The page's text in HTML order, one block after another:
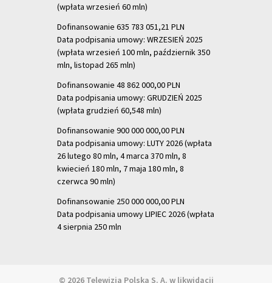
(wpłata wrzesień 60 mln)
Dofinansowanie 635 783 051,21 PLN
Data podpisania umowy: WRZESIEŃ 2025
(wpłata wrzesień 100 mln, październik 350
mln, listopad 265 mln)
Dofinansowanie 48 862 000,00 PLN
Data podpisania umowy: GRUDZIEŃ 2025
(wpłata grudzień 60,548 mln)
Dofinansowanie 900 000 000,00 PLN
Data podpisania umowy: LUTY 2026 (wpłata
26 lutego 80 mln, 4 marca 370 mln, 8
kwiecień 180 mln, 7 maja 180 mln, 8
czerwca 90 mln)
Dofinansowanie 250 000 000,00 PLN
Data podpisania umowy LIPIEC 2026 (wpłata
4 sierpnia 250 mln
© 2026 Telewizja Polska S. A. w likwidacji